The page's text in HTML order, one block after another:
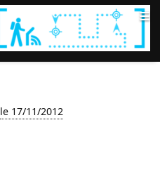
≡
le 17/11/2012